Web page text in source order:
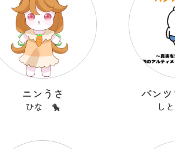
ニンうさ
ひな 🐤
パン
し